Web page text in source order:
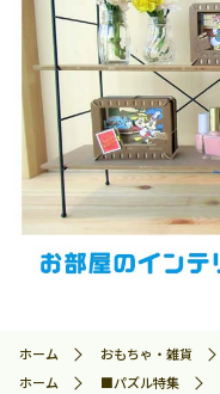
ホーム おもちゃ・雑貨
ホーム
■パズル特集